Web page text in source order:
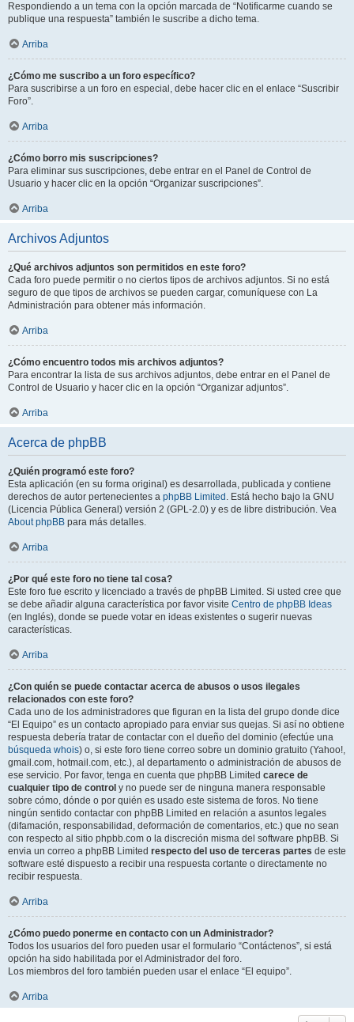
Respondiendo a un tema con la opción marcada de “Notificarme cuando se
publique una respuesta” también le suscribe a dicho tema.
Arriba
¿Cómo me suscribo a un foro específico?
Para suscribirse a un foro en especial, debe hacer clic en el enlace “Suscribir
Foro”.
Arriba
¿Cómo borro mis suscripciones?
Para eliminar sus suscripciones, debe entrar en el Panel de Control de
Usuario y hacer clic en la opción “Organizar suscripciones”.
Arriba
Archivos Adjuntos
¿Qué archivos adjuntos son permitidos en este foro?
Cada foro puede permitir o no ciertos tipos de archivos adjuntos. Si no está
seguro de que tipos de archivos se pueden cargar, comuníquese con La
Administración para obtener más información.
Arriba
¿Cómo encuentro todos mis archivos adjuntos?
Para encontrar la lista de sus archivos adjuntos, debe entrar en el Panel de
Control de Usuario y hacer clic en la opción “Organizar adjuntos”.
Arriba
Acerca de phpBB
¿Quién programó este foro?
Esta aplicación (en su forma original) es desarrollada, publicada y contiene
derechos de autor pertenecientes a phpBB Limited . Está hecho bajo la GNU
(Licencia Pública General) versión 2 (GPL-2.0) y es de libre distribución. Vea
About phpBB para más detalles.
Arriba
¿Por qué este foro no tiene tal cosa?
Este foro fue escrito y licenciado a través de phpBB Limited. Si usted cree que
se debe añadir alguna característica por favor visite Centro de phpBB Ideas
(en Inglés), donde se puede votar en ideas existentes o sugerir nuevas
características.
Arriba
¿Con quién se puede contactar acerca de abusos o usos ilegales
relacionados con este foro?
Cada uno de los administradores que figuran en la lista del grupo donde dice
“El Equipo” es un contacto apropiado para enviar sus quejas. Si así no obtiene
respuesta debería tratar de contactar con el dueño del dominio (efectúe una
búsqueda whois) o, si este foro tiene correo sobre un dominio gratuito (Yahoo!,
gmail.com, hotmail.com, etc.), al departamento o administración de abusos de
ese servicio. Por favor, tenga en cuenta que phpBB Limited carece de
cualquier tipo de control y no puede ser de ninguna manera responsable
sobre cómo, dónde o por quién es usado este sistema de foros. No tiene
ningún sentido contactar con phpBB Limited en relación a asuntos legales
(difamación, responsabilidad, deformación de comentarios, etc.) que no sean
con respecto al sitio phpbb.com o la discreción misma del software phpBB. Si
envia un correo a phpBB Limited respecto del uso de terceras partes de este
software esté dispuesto a recibir una respuesta cortante o directamente no
recibir respuesta.
Arriba
¿Cómo puedo ponerme en contacto con un Administrador?
Todos los usuarios del foro pueden usar el formulario “Contáctenos”, si está
opción ha sido habilitada por el Administrador del foro.
Los miembros del foro también pueden usar el enlace “El equipo”.
Arriba